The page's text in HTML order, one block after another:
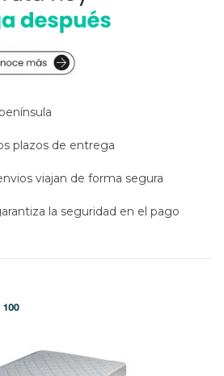
plazos de entrega
viajan de forma segura
la seguridad en el pago